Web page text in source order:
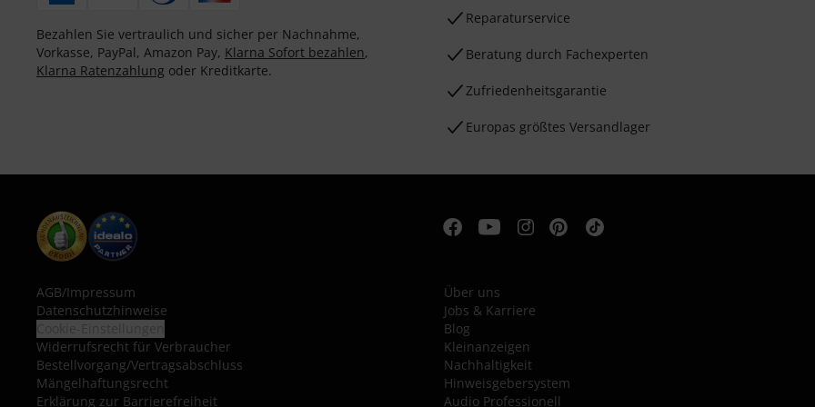
Bezahlen Sie vertraulich und sicher per Nachnahme,
Vorkasse, PayPal, Amazon Pay, Klarna Sofort bezahlen,
Klarna Ratenzahlung oder Kreditkarte.
Reparaturservice
Beratung durch Fachexperten
Zufriedenheitsgarantie
Europas größtes Versandlager
AGB/Impressum
Datenschutzhinweise
Widerrufsrecht für Verbraucher
Bestellvorgang/Vertragsabschluss
Mängelhaftungsrecht
Erklärung zur Barrierefreiheit
Über uns
Jobs & Karriere
Blog
Kleinanzeigen
Nachhaltigkeit
Hinweisgebersystem
Audio Professionell